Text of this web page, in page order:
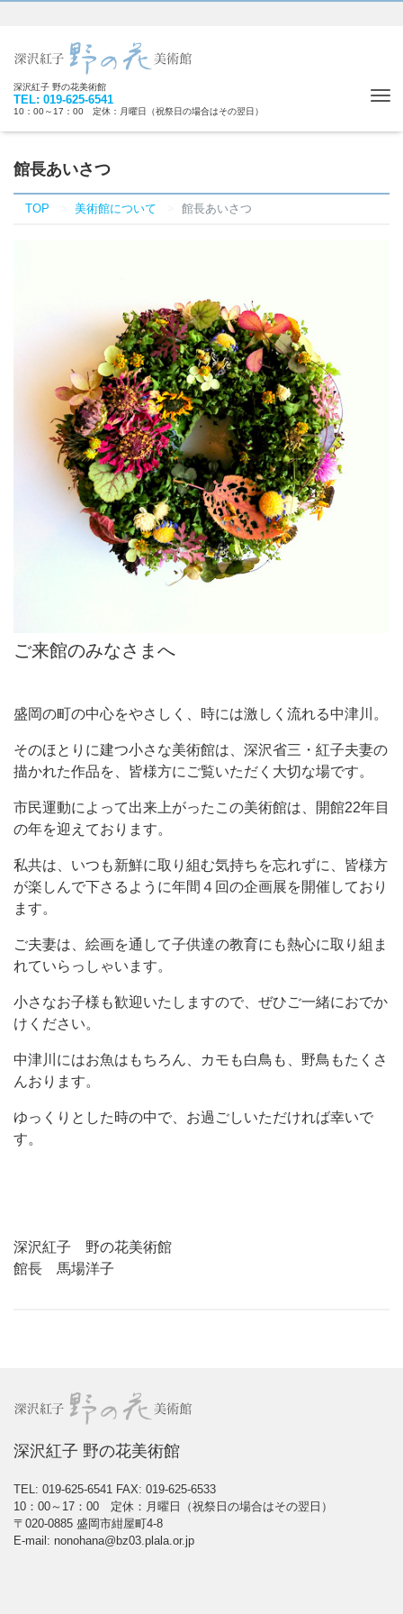
深沢紅子 野の花美術館
TEL: 019-625-6541
10：00～17：00 定休：月曜日（祝祭日の場合はその翌日）
館長あいさつ
TOP 美術館について 館長あいさつ
ご来館のみなさまへ
盛岡の町の中心をやさしく、時には激しく流れる中津川。
そのほとりに建つ小さな美術館は、深沢省三・紅子夫妻の
描かれた作品を、皆様方にご覧いただく大切な場です。
市民運動によって出来上がったこの美術館は、開館22年目
の年を迎えております。
私共は、いつも新鮮に取り組む気持ちを忘れずに、皆様方
が楽しんで下さるように年間４回の企画展を開催しており
ます。
ご夫妻は、絵画を通して子供達の教育にも熱心に取り組ま
れていらっしゃいます。
小さなお子様も歓迎いたしますので、ぜひご一緒におでか
けください。
中津川にはお魚はもちろん、カモも白鳥も、野鳥もたくさ
んおります。
ゆっくりとした時の中で、お過ごしいただければ幸いで
す。
深沢紅子 野の花美術館
館長 馬場洋子
深沢紅子 野の花美術館
TEL: 019-625-6541 FAX: 019-625-6533
10：00～17：00 定休：月曜日（祝祭日の場合はその翌日）
〒020-0885 盛岡市紺屋町4-8
E-mail: nonohana@bz03.plala.or.jp